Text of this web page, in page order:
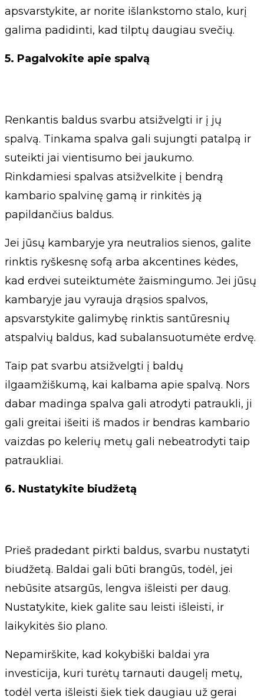
apsvarstykite, ar norite išlankstomo stalo, kurį
galima padidinti, kad tilptų daugiau svečių.
5. Pagalvokite apie spalvą
Renkantis baldus svarbu atsižvelgti ir į jų
spalvą. Tinkama spalva gali sujungti patalpą ir
suteikti jai vientisumo bei jaukumo.
Rinkdamiesi spalvas atsižvelkite į bendrą
kambario spalvinę gamą ir rinkitės ją
papildančius baldus.
Jei jūsų kambaryje yra neutralios sienos, galite
rinktis ryškesnę sofą arba akcentines kėdes,
kad erdvei suteiktumėte žaismingumo. Jei jūsų
kambaryje jau vyrauja drąsios spalvos,
apsvarstykite galimybę rinktis santūresnių
atspalvių baldus, kad subalansuotumėte erdvę.
Taip pat svarbu atsižvelgti į baldų
ilgaamžiškumą, kai kalbama apie spalvą. Nors
dabar madinga spalva gali atrodyti patraukli, ji
gali greitai išeiti iš mados ir bendras kambario
vaizdas po kelerių metų gali nebeatrodyti taip
patraukliai.
6. Nustatykite biudžetą
Prieš pradedant pirkti baldus, svarbu nustatyti
biudžetą. Baldai gali būti brangūs, todėl, jei
nebūsite atsargūs, lengva išleisti per daug.
Nustatykite, kiek galite sau leisti išleisti, ir
laikykitės šio plano.
Nepamirškite, kad kokybiški baldai yra
investicija, kuri turėtų tarnauti daugelį metų,
todėl verta išleisti šiek tiek daugiau už gerai